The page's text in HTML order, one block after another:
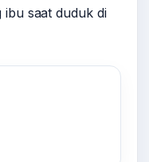
ibu saat duduk di